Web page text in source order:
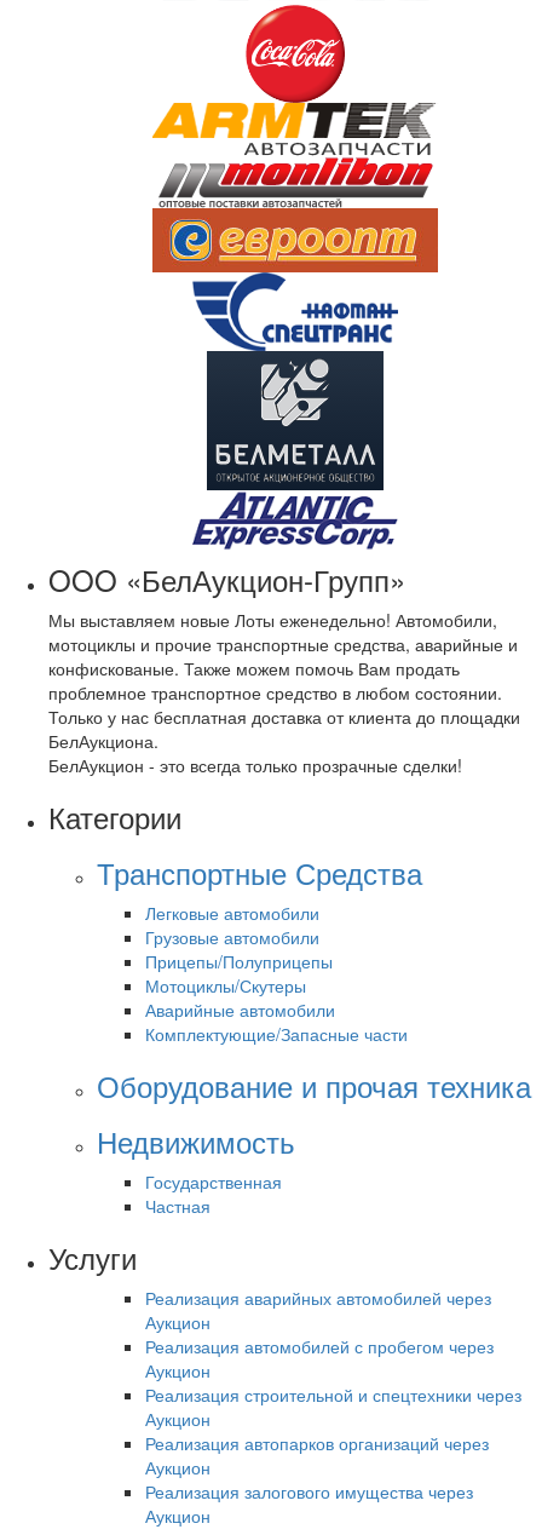
OOO «БелАукцион-Групп»
Мы выставляем новые Лоты еженедельно! Автомобили,
мотоциклы и прочие транспортные средства, аварийные и
конфискованые. Также можем помочь Вам продать
проблемное транспортное средство в любом состоянии.
Только у нас бесплатная доставка от клиента до площадки
БелАукциона.
БелАукцион - это всегда только прозрачные сделки!
Категории
Транспортные Средства
Легковые автомобили
Грузовые автомобили
Прицепы/Полуприцепы
Мотоциклы/Скутеры
Аварийные автомобили
Комплектующие/Запасные части
Оборудование и прочая техника
Недвижимость
Государственная
Частная
Услуги
Реализация аварийных автомобилей через
Аукцион
Реализация автомобилей с пробегом через
Аукцион
Реализация строительной и спецтехники через
Аукцион
Реализация автопарков организаций через
Аукцион
Реализация залогового имущества через
Аукцион